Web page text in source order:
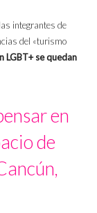
integrantes de
del «turismo
LGBT+ se quedan
en
de